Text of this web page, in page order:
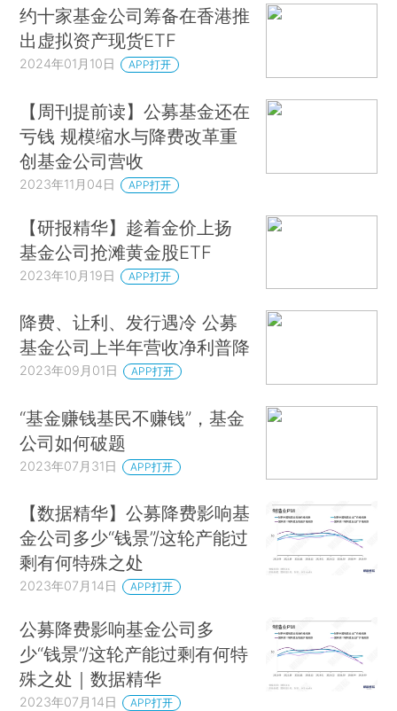
约十家基金公司筹备在香港推
出虚拟资产现货ETF
2024年01月10日 APP打开
【周刊提前读】公募基金还在
亏钱 规模缩水与降费改革重
创基金公司营收
2023年11月04日 APP打开
【研报精华】趁着金价上扬
基金公司抢滩黄金股ETF
2023年10月19日 APP打开
降费、让利、发行遇冷 公募
基金公司上半年营收净利普降
2023年09月01日 APP打开
“基金赚钱基民不赚钱”，基金
公司如何破题
2023年07月31日 APP打开
【数据精华】公募降费影响基
金公司多少“钱景”/这轮产能过
剩有何特殊之处
2023年07月14日 APP打开
公募降费影响基金公司多
少“钱景”/这轮产能过剩有何特
殊之处｜数据精华
2023年07月14日 APP打开